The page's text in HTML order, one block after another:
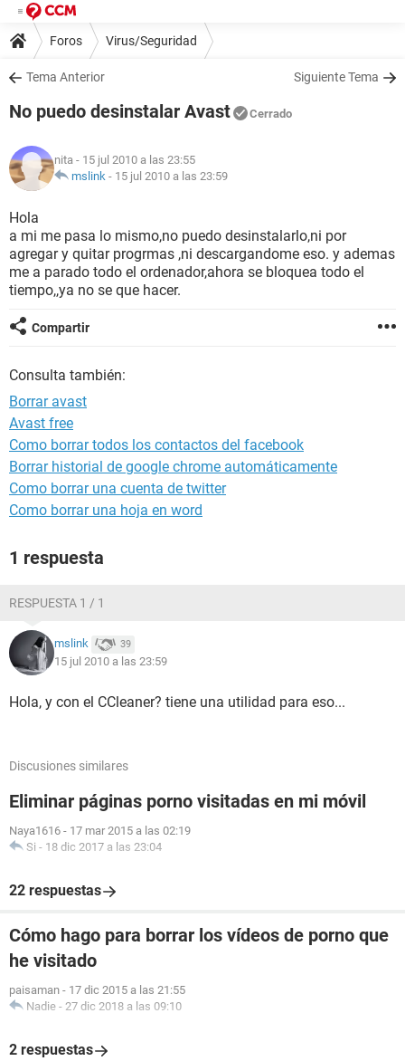
Foros Virus/Seguridad
Tema Anterior Siguiente Tema
No puedo desinstalar Avast Cerrado
nita - 15 jul 2010 a las 23:55
mslink - 15 jul 2010 a las 23:59
Hola
a mi me pasa lo mismo,no puedo desinstalarlo,ni por
agregar y quitar progrmas ,ni descargandome eso. y ademas
me a parado todo el ordenador,ahora se bloquea todo el
tiempo,,ya no se que hacer.
Compartir
Consulta también:
Borrar avast
Avast free
Como borrar todos los contactos del facebook
Borrar historial de google chrome automáticamente
Como borrar una cuenta de twitter
Como borrar una hoja en word
1 respuesta
RESPUESTA 1 / 1
mslink 39
15 jul 2010 a las 23:59
Hola, y con el CCleaner? tiene una utilidad para eso...
Discusiones similares
Eliminar páginas porno visitadas en mi móvil
Naya1616 - 17 mar 2015 a las 02:19
Si - 18 dic 2017 a las 23:04
22 respuestas
Cómo hago para borrar los vídeos de porno que
he visitado
paisaman - 17 dic 2015 a las 21:55
Nadie - 27 dic 2018 a las 09:10
2 respuestas